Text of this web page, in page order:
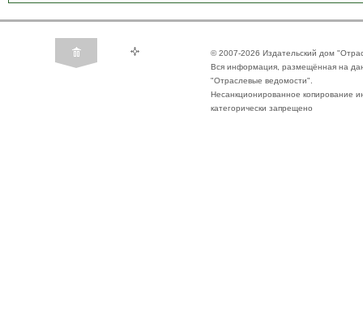
© 2007-2026 Издательский дом
Вся информация, размещённая на
"Отраслевые ведомости".
Несанкционированное копирование
категорически запрещено